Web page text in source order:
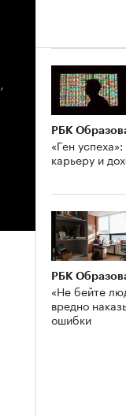
РБК
«Ген
карьеру и
РБК
«Не бейте
вредно
ошибки